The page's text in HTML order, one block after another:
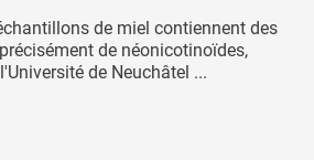
de miel contiennent des
de néonicotinoïdes,
de Neuchâtel ...